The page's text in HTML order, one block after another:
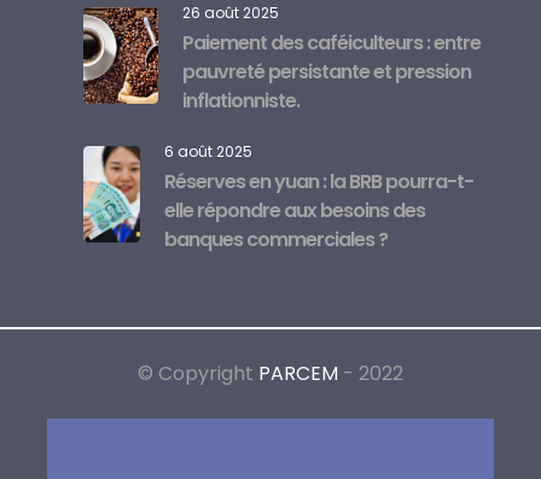
26 août 2025
Paiement des caféiculteurs : entre
pauvreté persistante et pression
inflationniste.
6 août 2025
Réserves en yuan : la BRB pourra-t-
elle répondre aux besoins des
banques commerciales ?
© Copyright PARCEM - 2022